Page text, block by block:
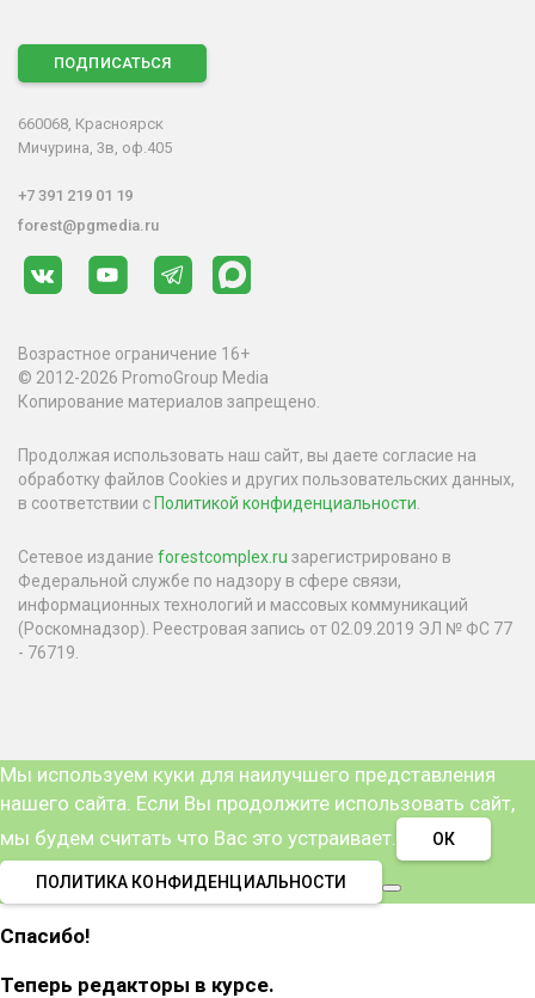
ПОДПИСАТЬСЯ
660068, Красноярск
Мичурина, 3в, оф.405
+7 391 219 01 19
forest@pgmedia.ru
Возрастное ограничение 16+
© 2012-2026 PromoGroup Media
Копирование материалов запрещено.
Продолжая использовать наш сайт, вы даете согласие на
обработку файлов Cookies и других пользовательских данных,
в соответствии с Политикой конфиденциальности.
Сетевое издание forestcomplex.ru зарегистрировано в
Федеральной службе по надзору в сфере связи,
информационных технологий и массовых коммуникаций
(Роскомнадзор). Реестровая запись от 02.09.2019 ЭЛ № ФС 77
- 76719.
Мы используем куки для наилучшего представления
нашего сайта. Если Вы продолжите использовать сайт,
мы будем считать что Вас это устраивает.
ОК
ПОЛИТИКА КОНФИДЕНЦИАЛЬНОСТИ
Спасибо!
Теперь редакторы в курсе.